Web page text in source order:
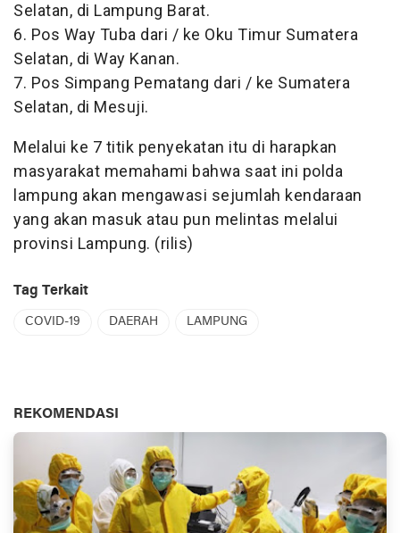
Selatan, di Lampung Barat.
6. Pos Way Tuba dari / ke Oku Timur Sumatera
Selatan, di Way Kanan.
7. Pos Simpang Pematang dari / ke Sumatera
Selatan, di Mesuji.
Melalui ke 7 titik penyekatan itu di harapkan
masyarakat memahami bahwa saat ini polda
lampung akan mengawasi sejumlah kendaraan
yang akan masuk atau pun melintas melalui
provinsi Lampung. (rilis)
Tag Terkait
COVID-19 DAERAH LAMPUNG
REKOMENDASI